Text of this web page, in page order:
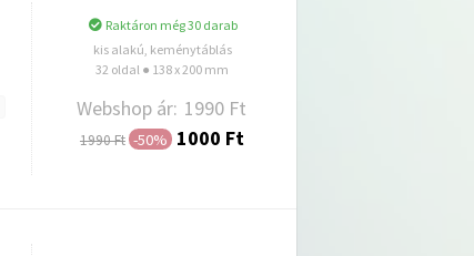
Raktáron még 30 darab
kis alakú, keménytáblás
32 oldal ● 138 x 200 mm
Webshop ár: 1990 Ft
1990 Ft -50% 1000 Ft